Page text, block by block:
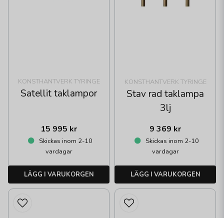
KONSTHANTVERK TYRINGE
Satellit taklampor
15 995 kr
Skickas inom 2-10
vardagar
LÄGG I VARUKORGEN
KONSTHANTVERK TYRINGE
Stav rad taklampa
3lj
9 369 kr
Skickas inom 2-10
vardagar
LÄGG I VARUKORGEN